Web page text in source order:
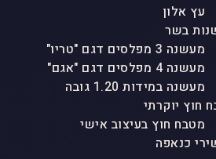
עץ אלון
בשר
מעשנה 3 מפלסים דגם "טריו"
מעשנה 4 מפלסים דגם "אגם"
מעשנה במידות 1.20 גובה
חוץ יוקרתי
מטבח חוץ בעיצוב אישי
כנאפה